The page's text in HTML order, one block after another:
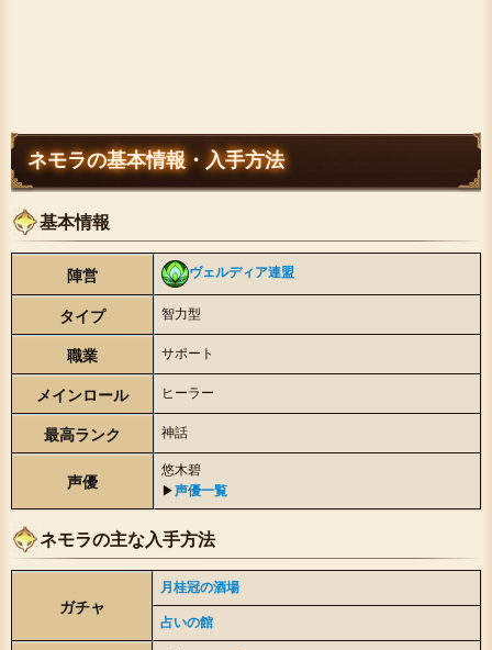
ネモラの基本情報・入手方法
基本情報
陣営 ヴェルディア連盟
タイプ 智力型
職業 サポート
メインロール ヒーラー
最高ランク 神話
声優
悠木碧
▶︎声優一覧
ネモラの主な入手方法
ガチャ
月桂冠の酒場
占いの館